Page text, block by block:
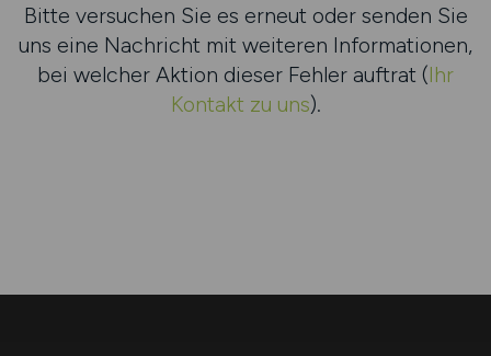
Bitte versuchen Sie es erneut oder senden Sie
uns eine Nachricht mit weiteren Informationen,
bei welcher Aktion dieser Fehler auftrat (Ihr
Kontakt zu uns).